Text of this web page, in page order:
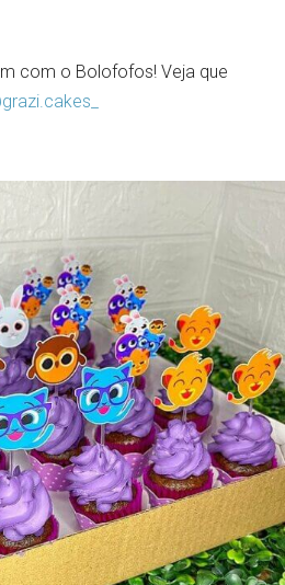
com o Bolofofos! Veja que